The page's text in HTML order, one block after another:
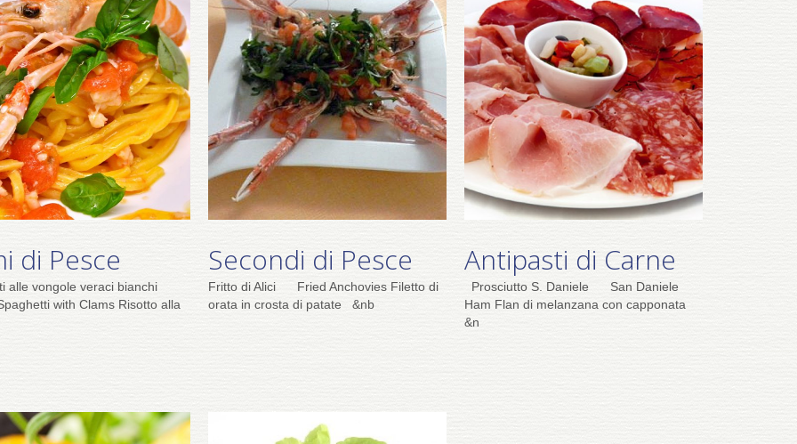
di Pesce
alle vongole veraci bianchi
with Clams Risotto alla
Secondi di Pesce
Fritto di Alici Fried Anchovies Filetto di
orata in crosta di patate &nb
Antipasti di Carne
Prosciutto S. Daniele San Daniele
Ham Flan di melanzana con capponata
&n